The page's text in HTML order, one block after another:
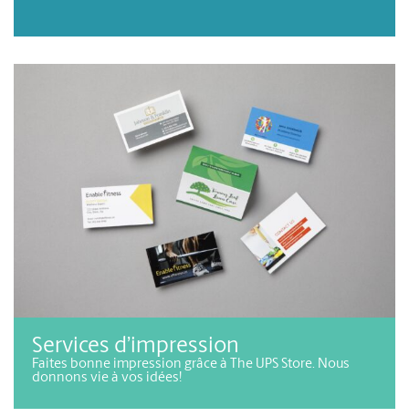
Services d’impression
Faites bonne impression grâce à The UPS Store. Nous
donnons vie à vos idées!